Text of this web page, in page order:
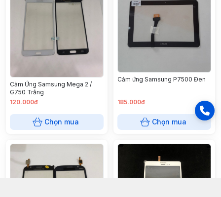
Cảm Ứng Samsung Mega 2 /
G750 Trắng
120.000đ
Chọn mua
Cảm ứng Samsung P7500 Đen
185.000đ
Chọn mua